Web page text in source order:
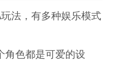
法，有多种娱乐模式
角色都是可爱的设